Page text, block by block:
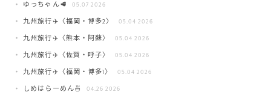
ゆっちゃん🥩 05.07 2026
九州旅行✈️〈福岡・博多2〉 05.04 2026
九州旅行✈️〈熊本・阿蘇〉 05.04 2026
九州旅行✈️〈佐賀・呼子〉 05.04 2026
九州旅行✈️〈福岡・博多1〉 05.04 2026
しめはらーめん🍜 04.26 2026